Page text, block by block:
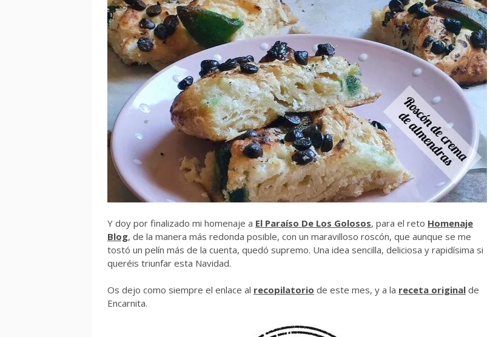
Y doy por finalizado mi homenaje a El Paraíso De Los Golosos, para el reto Homenaje
Blog, de la manera más redonda posible, con un maravilloso roscón, que aunque se me
tostó un pelín más de la cuenta, quedó supremo. Una idea sencilla, deliciosa y rapidísima si
queréis triunfar esta Navidad.
Os dejo como siempre el enlace al recopilatorio de este mes, y a la receta original de
Encarnita.